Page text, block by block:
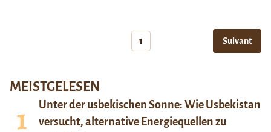
1 Suivant
MEISTGELESEN
Unter der usbekischen Sonne: Wie Usbekistan
versucht, alternative Energiequellen zu